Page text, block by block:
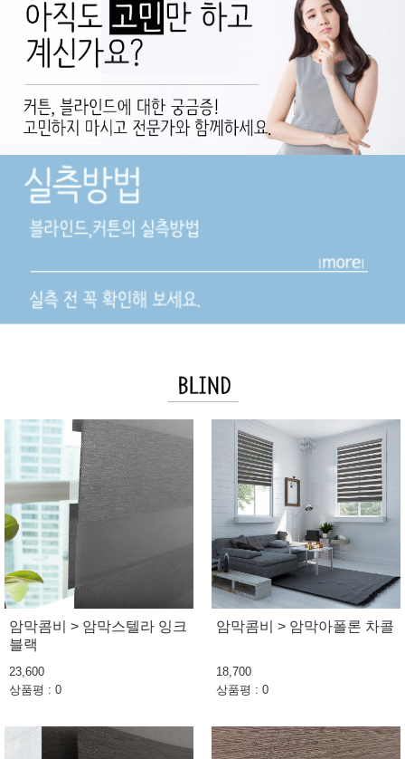
암막콤비 > 암막스텔라 잉크
블랙
23,600
상품평 : 0
암막콤비 > 암막아폴론 차콜
18,700
상품평 : 0